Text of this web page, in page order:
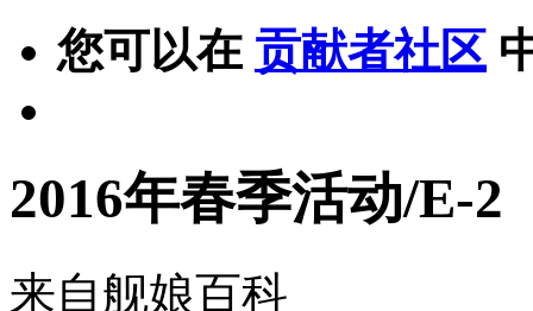
您可以在 贡献者社区
2016年春季活动/E-2
来自舰娘百科